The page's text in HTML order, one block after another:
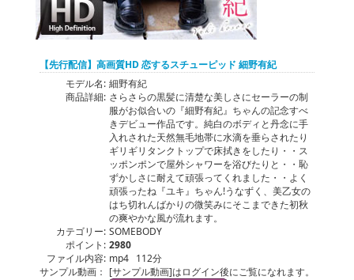
【先行配信】高画質HD 恋するスチューピッド 細野有紀
モデル名: 細野有紀
商品詳細: さらさらの黒髪に清楚な美しさにセーラーの制
服がお似合いの『細野有紀』ちゃんの記念すべ
きデビュー作品です。純白のボディと丹念に手
入れされた天然無毛地帯に水滴を垂らされたり
ギリギリタンクトップで床拭きをしたり・・ス
ッポンポンで屋外シャワーを浴びたりと・・恥
ずかしさに耐えて頑張ってくれました・・よく
頑張ったね『ユキ』ちゃん!うなずく、美乙女の
はち切れんばかりの微笑みにそこまできた初秋
の爽やかな風が流れます。
カテゴリー: SOMEBODY
ポイント: 2980
ファイル内容: mp4 112分
サンプル動画： [サンプル動画]はログイン後にご覧になれます。